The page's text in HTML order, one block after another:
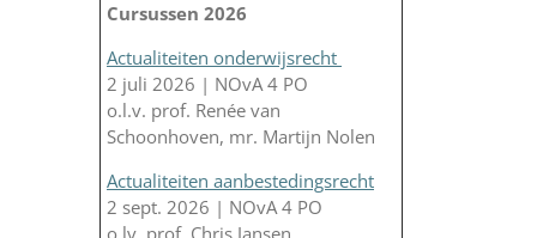
Cursussen 2026
Actualiteiten onderwijsrecht
2 juli 2026 | NOvA 4 PO
o.l.v. prof. Renée van
Schoonhoven, mr. Martijn Nolen
Actualiteiten aanbestedingsrecht
2 sept. 2026 | NOvA 4 PO